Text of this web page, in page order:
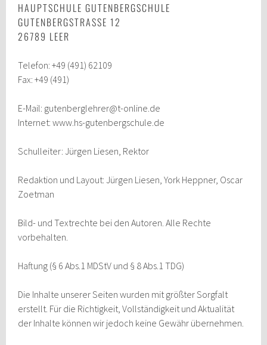
HAUPTSCHULE GUTENBERGSCHULE
GUTENBERGSTRASSE 12
26789 LEER
Telefon: +49 (491) 62109
Fax: +49 (491)
E-Mail: gutenberglehrer@t-online.de
Internet: www.hs-gutenbergschule.de
Schulleiter: Jürgen Liesen, Rektor
Redaktion und Layout: Jürgen Liesen, York Heppner, Oscar
Zoetman
Bild- und Textrechte bei den Autoren. Alle Rechte
vorbehalten.
Haftung (§ 6 Abs.1 MDStV und § 8 Abs.1 TDG)
Die Inhalte unserer Seiten wurden mit größter Sorgfalt
erstellt. Für die Richtigkeit, Vollständigkeit und Aktualität
der Inhalte können wir jedoch keine Gewähr übernehmen.